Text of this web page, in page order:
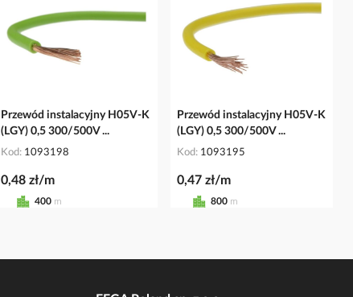
Przewód instalacyjny H05V-K
(LGY) 0,5 300/500V ...
Kod 1093198
0,48 zł/m
400 m
Przewód instalacyjny H05V-K
(LGY) 0,5 300/500V ...
Kod 1093195
0,47 zł/m
800 m